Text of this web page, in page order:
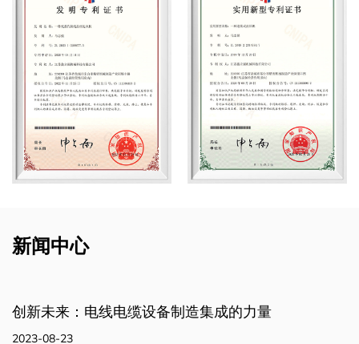
新闻中心
力量 制造品质：先进技术和加工设备